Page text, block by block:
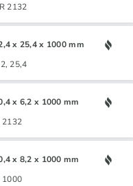
2132
x 25,4 x 1000 mm
25,4
x 6,2 x 1000 mm
2132
x 8,2 x 1000 mm
1000